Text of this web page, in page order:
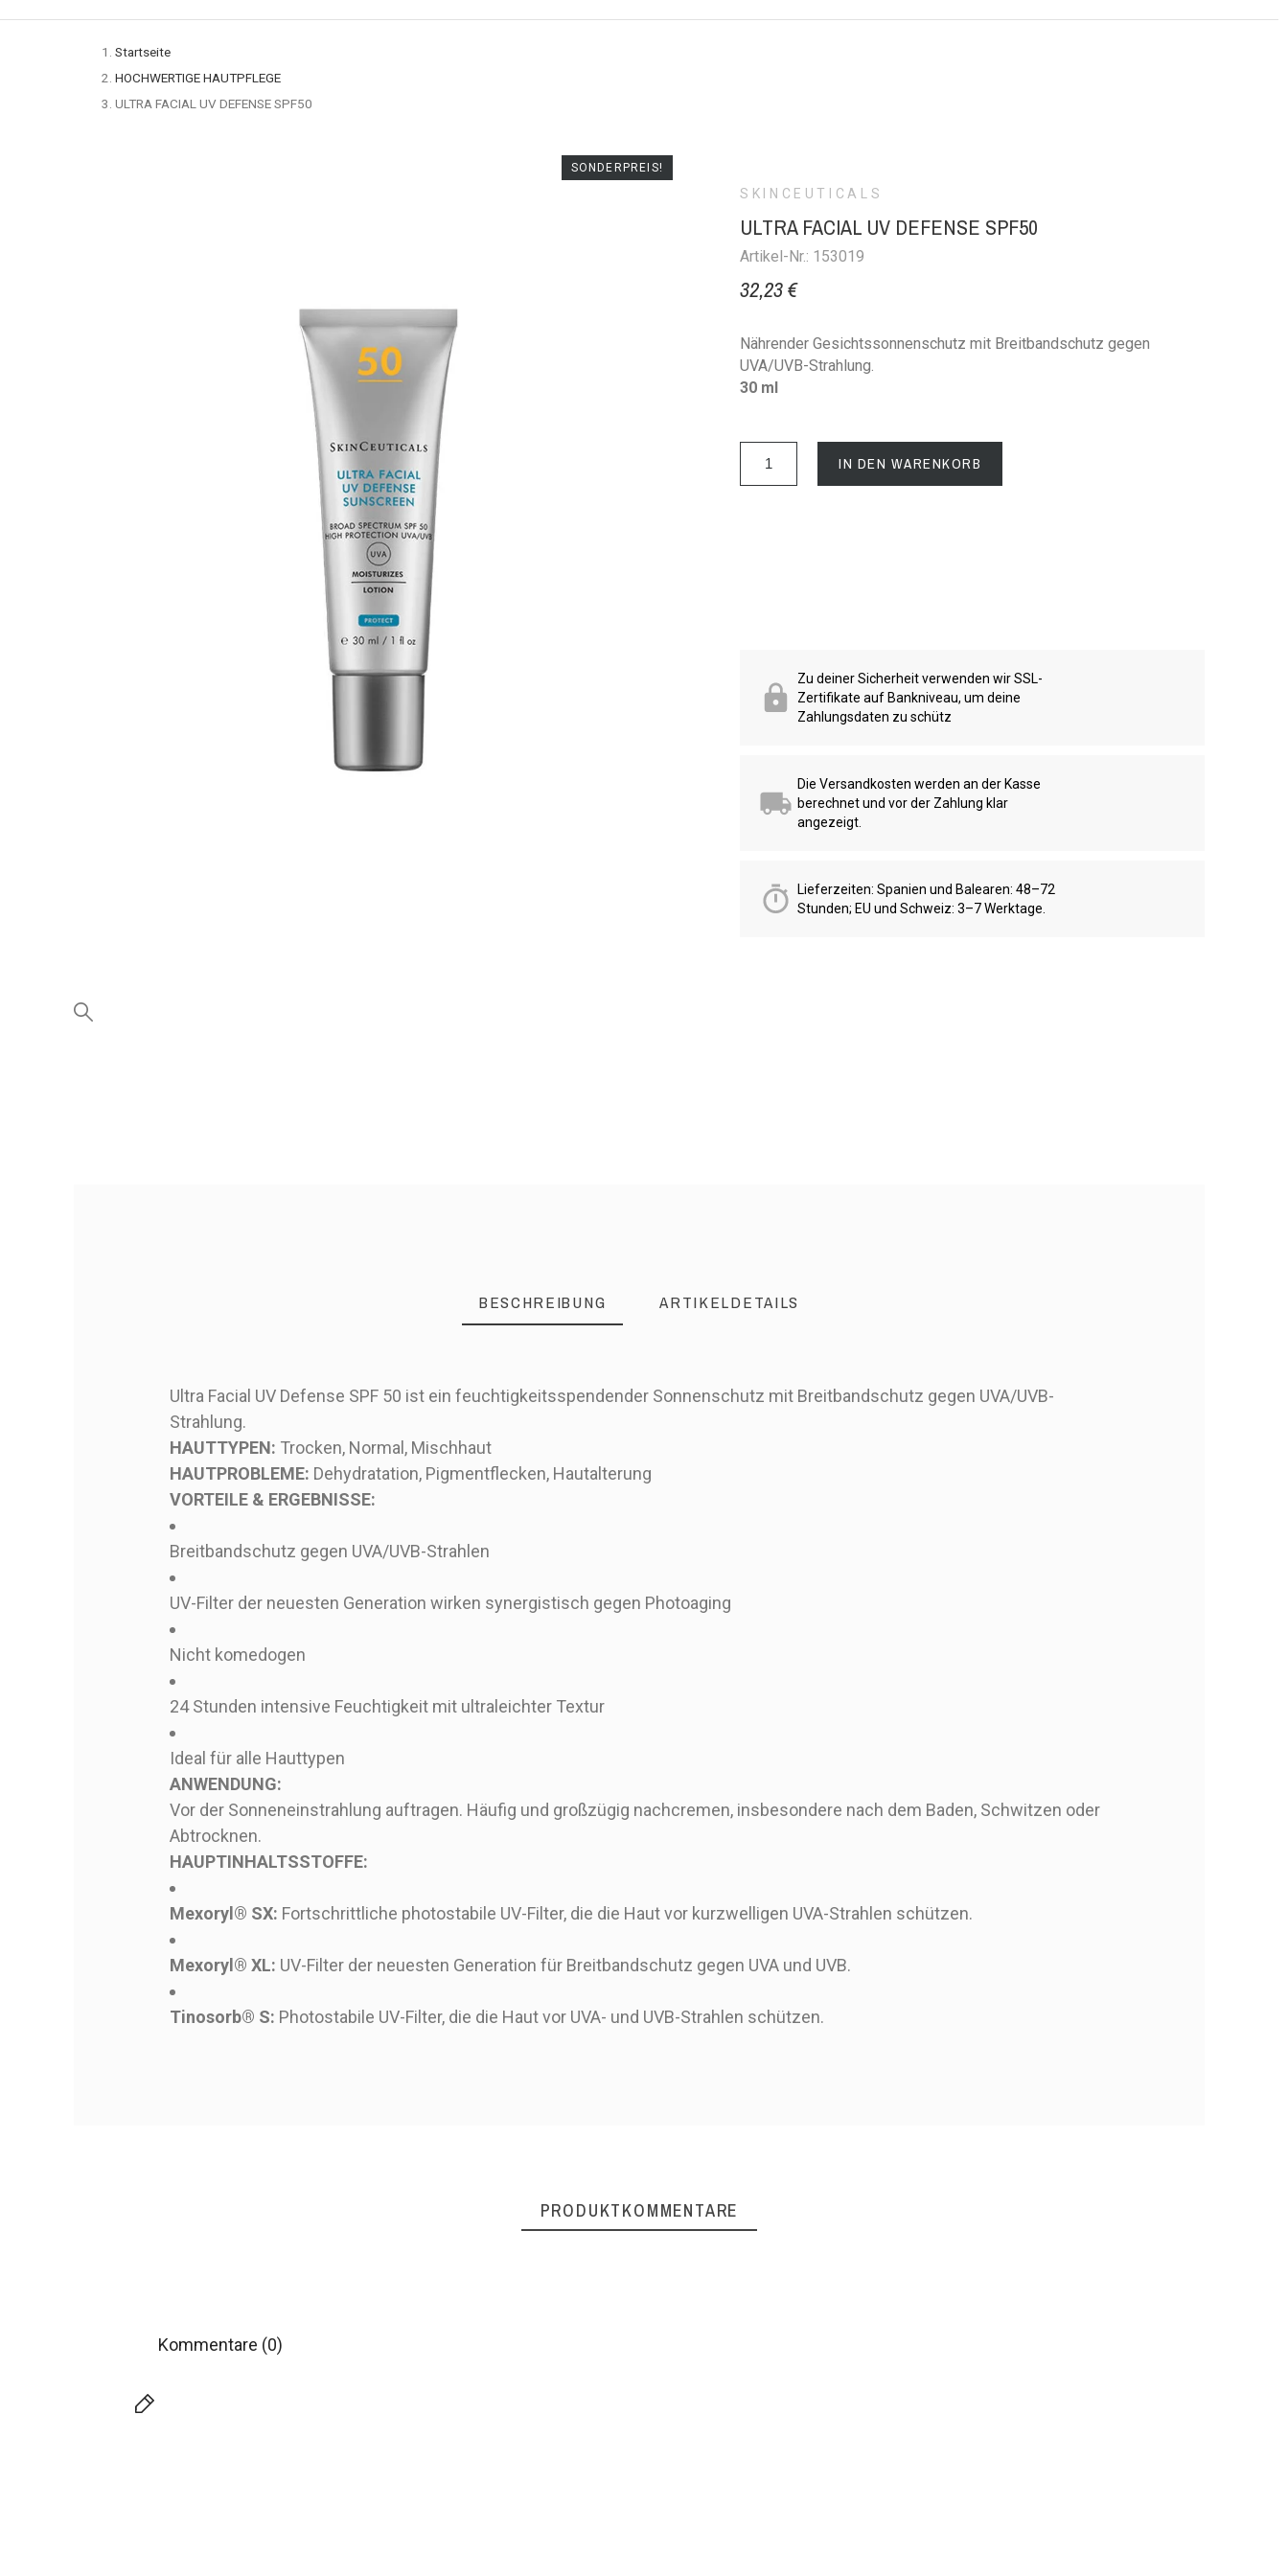
Startseite
HOCHWERTIGE HAUTPFLEGE
ULTRA FACIAL UV DEFENSE SPF50
SONDERPREIS!
SKINCEUTICALS
ULTRA FACIAL UV DEFENSE SPF50
Artikel-Nr.: 153019
32,23 €
Nährender Gesichtssonnenschutz mit Breitbandschutz gegen
UVA/UVB-Strahlung.
30 ml
IN DEN WARENKORB
Zu deiner Sicherheit verwenden wir SSL-
Zertifikate auf Bankniveau, um deine
Zahlungsdaten zu schütz
Die Versandkosten werden an der Kasse
berechnet und vor der Zahlung klar
angezeigt.
Lieferzeiten: Spanien und Balearen: 48–72
Stunden; EU und Schweiz: 3–7 Werktage.
BESCHREIBUNG ARTIKELDETAILS
Ultra Facial UV Defense SPF 50 ist ein feuchtigkeitsspendender Sonnenschutz mit Breitbandschutz gegen UVA/UVB-
Strahlung.
HAUTTYPEN: Trocken, Normal, Mischhaut
HAUTPROBLEME: Dehydratation, Pigmentflecken, Hautalterung
VORTEILE & ERGEBNISSE:
Breitbandschutz gegen UVA/UVB-Strahlen
UV-Filter der neuesten Generation wirken synergistisch gegen Photoaging
Nicht komedogen
24 Stunden intensive Feuchtigkeit mit ultraleichter Textur
Ideal für alle Hauttypen
ANWENDUNG:
Vor der Sonneneinstrahlung auftragen. Häufig und großzügig nachcremen, insbesondere nach dem Baden, Schwitzen oder
Abtrocknen.
HAUPTINHALTSSTOFFE:
Mexoryl® SX: Fortschrittliche photostabile UV-Filter, die die Haut vor kurzwelligen UVA-Strahlen schützen.
Mexoryl® XL: UV-Filter der neuesten Generation für Breitbandschutz gegen UVA und UVB.
Tinosorb® S: Photostabile UV-Filter, die die Haut vor UVA- und UVB-Strahlen schützen.
PRODUKTKOMMENTARE
Kommentare (0)